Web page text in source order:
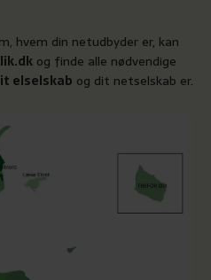
hvem din netudbyder er, kan
og finde alle nødvendige
elselskab og dit netselskab er.